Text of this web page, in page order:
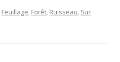
Feuillage, Forêt, Ruisseau, Sur